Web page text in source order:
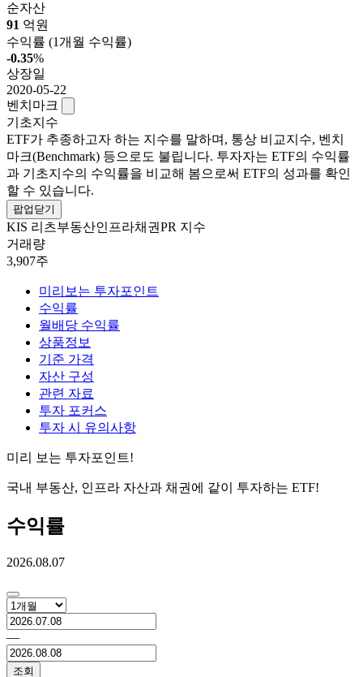
순자산
91 억원
수익률 (1개월 수익률)
-0.35%
상장일
2020-05-22
벤치마크
기초지수
ETF가 추종하고자 하는 지수를 말하며, 통상 비교지수, 벤치
마크(Benchmark) 등으로도 불립니다. 투자자는 ETF의 수익률
과 기초지수의 수익률을 비교해 봄으로써 ETF의 성과를 확인
할 수 있습니다.
팝업닫기
KIS 리츠부동산인프라채권PR 지수
거래량
3,907주
미리보는 투자포인트
수익률
월배당 수익률
상품정보
기준 가격
자산 구성
관련 자료
투자 포커스
투자 시 유의사항
미리 보는 투자포인트!
국내 부동산, 인프라 자산과 채권에 같이 투자하는 ETF!
수익률
2026.08.07
―
조회